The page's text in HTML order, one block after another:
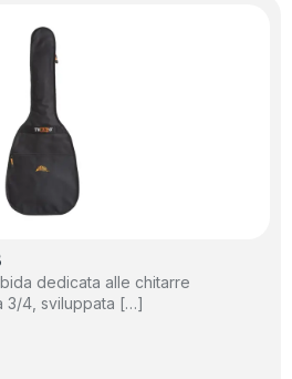
dedicata alle chitarre
3/4, sviluppata […]